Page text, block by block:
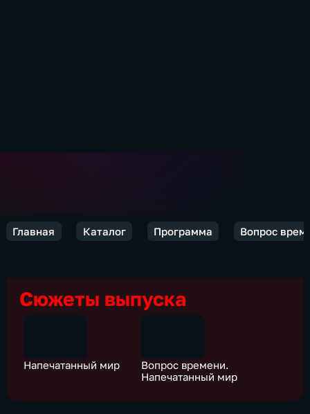
Главная Каталог Программа Вопрос
Сюжеты выпуска
Напечатанный мир
Вопрос времени.
Напечатанный мир